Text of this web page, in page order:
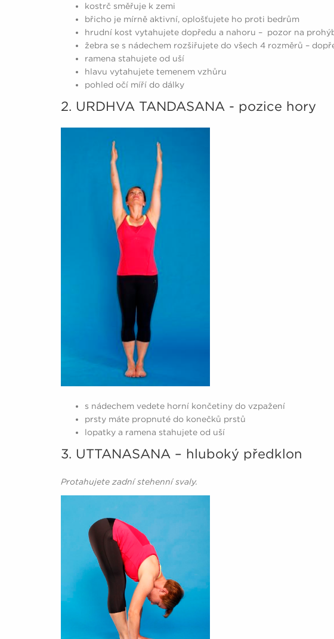
kostrč směřuje k zemi
břicho je mírně aktivní, oplošťujete ho proti bedrům
hrudní kost vytahujete dopředu a nahoru – pozor na
žebra se s nádechem rozšiřujete do všech 4 rozměrů –
ramena stahujete od uší
hlavu vytahujete temenem vzhůru
pohled očí míří do dálky
2. URDHVA TANDASANA - pozice hory
s nádechem vedete horní končetiny do vzpažení
prsty máte propnuté do konečků prstů
lopatky a ramena stahujete od uší
3. UTTANASANA – hluboký předklon
Protahujete zadní stehenní svaly.